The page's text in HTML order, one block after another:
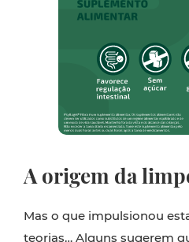
A origem da
Mas o que impulsionou
teorias… Alguns sugerem